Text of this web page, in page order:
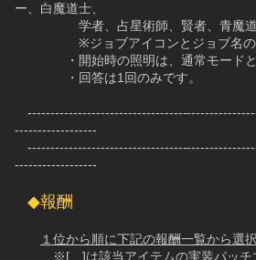
ー、白魔道士、
学者、占星術師、賢者、青魔
※ジョブアイコンとジョブ名の
・開始時の照明は、通常モードと
・回答は1回のみです。
------------------
------------------
◆報酬
１位から順に下記の報酬一覧から選
※[　]は該当アイテムの実装パッチ